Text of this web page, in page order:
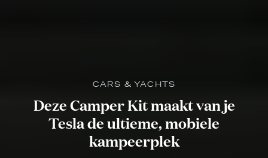
CARS & YACHTS
Deze Camper Kit maakt van je
Tesla de ultieme, mobiele
kampeerplek